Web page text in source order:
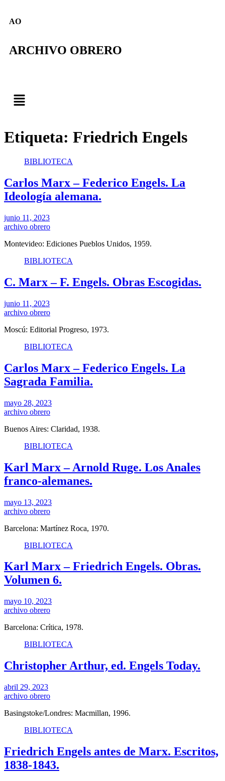
AO
ARCHIVO OBRERO
Etiqueta: Friedrich Engels
BIBLIOTECA
Carlos Marx – Federico Engels. La
Ideología alemana.
junio 11, 2023
archivo obrero
Montevideo: Ediciones Pueblos Unidos, 1959.
BIBLIOTECA
C. Marx – F. Engels. Obras Escogidas.
junio 11, 2023
archivo obrero
Moscú: Editorial Progreso, 1973.
BIBLIOTECA
Carlos Marx – Federico Engels. La
Sagrada Familia.
mayo 28, 2023
archivo obrero
Buenos Aires: Claridad, 1938.
BIBLIOTECA
Karl Marx – Arnold Ruge. Los Anales
franco-alemanes.
mayo 13, 2023
archivo obrero
Barcelona: Martínez Roca, 1970.
BIBLIOTECA
Karl Marx – Friedrich Engels. Obras.
Volumen 6.
mayo 10, 2023
archivo obrero
Barcelona: Crítica, 1978.
BIBLIOTECA
Christopher Arthur, ed. Engels Today.
abril 29, 2023
archivo obrero
Basingstoke/Londres: Macmillan, 1996.
BIBLIOTECA
Friedrich Engels antes de Marx. Escritos,
1838-1843.